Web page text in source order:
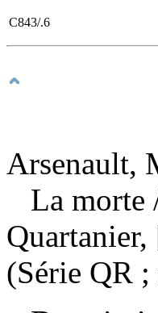
C843/.6
Arsenault,
La morte
(Série QR